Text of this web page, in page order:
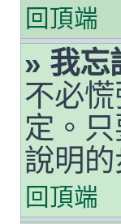
回頂端
» 我忘
不必
定。
說明
回頂端